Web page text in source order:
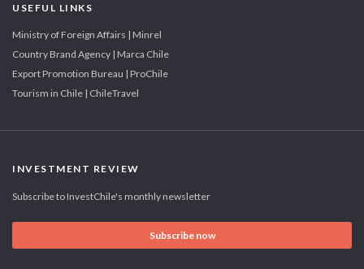
USEFUL LINKS
Ministry of Foreign Affairs | Minrel
Country Brand Agency | Marca Chile
Export Promotion Bureau | ProChile
Tourism in Chile | ChileTravel
INVESTMENT REVIEW
Subscribe to InvestChile's monthly newsletter
Subscribe now